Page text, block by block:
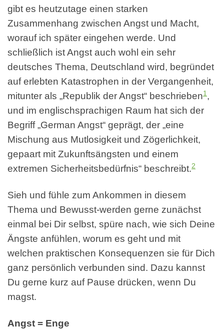
gibt es heutzutage einen starken
Zusammenhang zwischen Angst und Macht,
worauf ich später eingehen werde. Und
schließlich ist Angst auch wohl ein sehr
deutsches Thema, Deutschland wird, begründet
auf erlebten Katastrophen in der Vergangenheit,
mitunter als „Republik der Angst“ beschrieben1 ,
und im englischsprachigen Raum hat sich der
Begriff „German Angst“ geprägt, der „eine
Mischung aus Mutlosigkeit und Zögerlichkeit,
gepaart mit Zukunftsängsten und einem
extremen Sicherheitsbedürfnis“ beschreibt.2
Sieh und fühle zum Ankommen in diesem
Thema und Bewusst-werden gerne zunächst
einmal bei Dir selbst, spüre nach, wie sich Deine
Ängste anfühlen, worum es geht und mit
welchen praktischen Konsequenzen sie für Dich
ganz persönlich verbunden sind. Dazu kannst
Du gerne kurz auf Pause drücken, wenn Du
magst.
Angst = Enge